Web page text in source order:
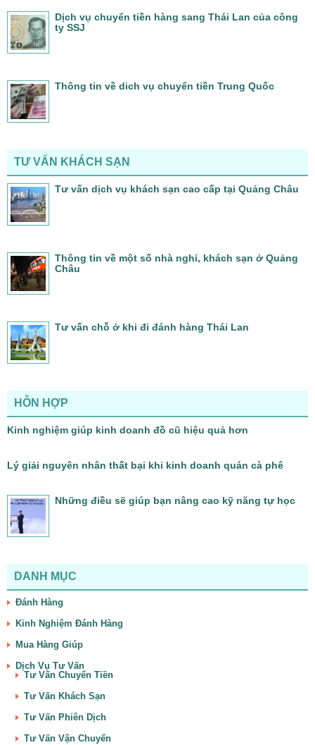
Dịch vụ chuyển tiền hàng sang Thái Lan của công
ty SSJ
Thông tin về dich vụ chuyển tiền Trung Quốc
TƯ VẤN KHÁCH SẠN
Tư vấn dịch vụ khách sạn cao cấp tại Quảng Châu
Thông tin về một số nhà nghỉ, khách sạn ở Quảng
Châu
Tư vấn chỗ ở khi đi đánh hàng Thái Lan
HỖN HỢP
Kinh nghiệm giúp kinh doanh đồ cũ hiệu quả hơn
Lý giải nguyên nhân thất bại khi kinh doanh quán cà phê
Những điều sẽ giúp bạn nâng cao kỹ năng tự học
DANH MỤC
Đánh Hàng
Kinh Nghiệm Đánh Hàng
Mua Hàng Giúp
Dịch Vụ Tư Vấn
Tư Vấn Chuyển Tiền
Tư Vấn Khách Sạn
Tư Vấn Phiên Dịch
Tư Vấn Vận Chuyển